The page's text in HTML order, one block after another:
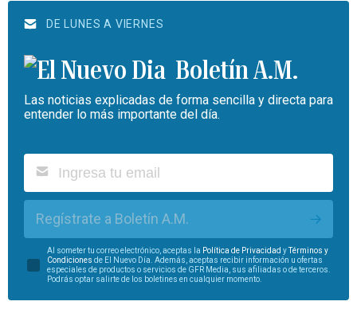
DE LUNES A VIERNES
Boletín A.M.
Las noticias explicadas de forma sencilla y directa para
entender lo más importante del día.
Regístrate a Boletín A.M.
Al someter tu correo electrónico, aceptas la Política de Privacidad yTérminos y
Condiciones de El Nuevo Día. Además, aceptas recibir información u ofertas
especiales de productos o servicios de GFR Media, sus afiliadas o de terceros.
Podrás optar salirte de los boletines en cualquier momento.